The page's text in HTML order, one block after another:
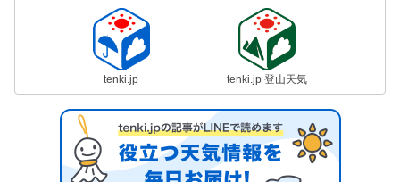
tenki.jp tenki.jp 登山天気